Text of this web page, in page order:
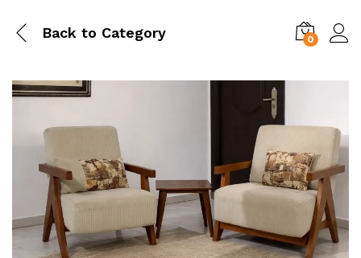
Back to Category 0